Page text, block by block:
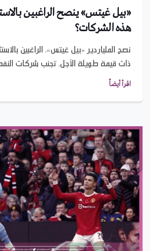
«بيل غيتس» ينصح الراغبين
هذه الشركات؟
نصح الملياردير «بيل غيتس»، الراغبين
ذات قيمة طويلة الأجل، تجنب شركات
اقرأ أيضاً